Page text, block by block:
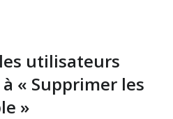
utilisateurs
« Supprimer les
»